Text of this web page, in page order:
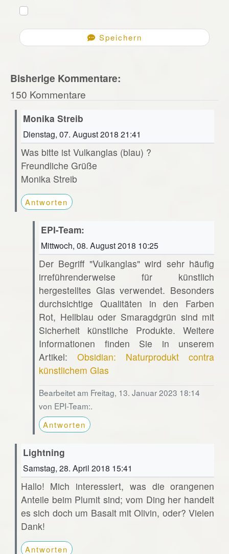
Speichern
Bisherige Kommentare:
150 Kommentare
Monika Streib
Dienstag, 07. August 2018 21:41
Was bitte ist Vulkanglas (blau) ?
Freundliche Grüße
Monika Streib
Antworten
EPI-Team:
Mittwoch, 08. August 2018 10:25
Der Begriff "Vulkanglas" wird sehr häufig
irreführenderweise für künstlich
hergestelltes Glas verwendet. Besonders
durchsichtige Qualitäten in den Farben
Rot, Hellblau oder Smaragdgrün sind mit
Sicherheit künstliche Produkte. Weitere
Informationen finden Sie in unserem
Artikel:Obsidian: Naturprodukt contra
künstlichem Glas
Bearbeitet am Freitag, 13. Januar 2023 18:14
von EPI-Team:.
Antworten
Lightning
Samstag, 28. April 2018 15:41
Hallo! Mich interessiert, was die orangenen
Anteile beim Plumit sind; vom Ding her handelt
es sich doch um Basalt mit Olivin, oder? Vielen
Dank!
Antworten